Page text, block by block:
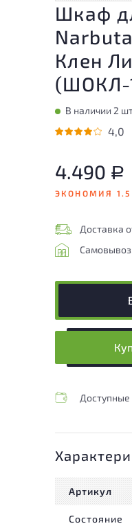
Шкаф
Клен
(ШОКЛ-
В наличии 2
4,0
4.490 Р
ЭКОНОМИЯ
Доставка
Артикул
Состояние